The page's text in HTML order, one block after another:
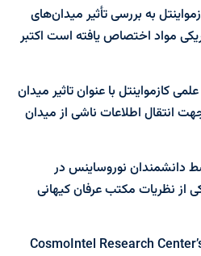
به بررسی تأثیر میدان‌های
مواد اختصاص یافته است اکتبر
کازمواینتل با عنوان تاثیر میدان
انتقال اطلاعات ناشی از میدان
دانشمندان نوروساینس در
از نظریات مکتب عرفان کیهانی
CosmoIntel Research